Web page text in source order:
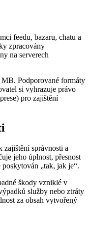
feedu, bazaru, chatu a
zpracovány
na serverech
Podporované formáty
si vyhrazuje právo
pro zajištění
správnosti a
jeho úplnost, přesnost
„tak, jak je“.
škody vzniklé v
služby nebo ztráty
za obsah vytvořený